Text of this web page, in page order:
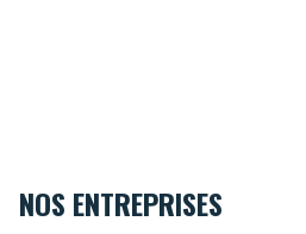
NOS ENTREPRISES